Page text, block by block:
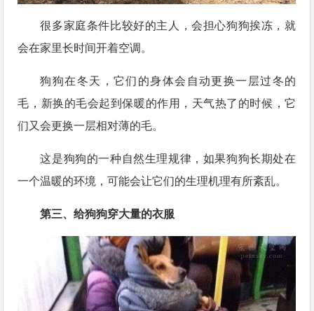
很多家庭条件比较好的主人，会担心狗狗挨冻，就
会在家里长时间开着空调。
狗狗在冬天，它们的身体会自动更换一层过冬的
毛，新换的毛会起到保暖的作用，天气热了的时候，它
们又会更换一层相对薄的毛。
这是狗狗的一种自然生理规律，如果狗狗长期处在
一个温暖的环境，可能会让它们的生理机理有所紊乱。
第三、给狗狗穿大量的衣服